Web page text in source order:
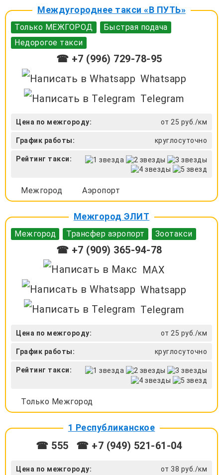
Междугороднее такси «В ПУТЬ»
Только МЕЖГОРОД
Быстрая подача
Недорогое такси
☎ +7 (996) 729-78-95
Whatsapp
Telegram
Цена по межгороду: от 25 руб./км
График работы: круглосуточно
Рейтинг такси:
Межгород Аэропорт
Межгород ЭЛИТ
Межгород Трансфер аэропорт Зоотакси
☎ +7 (909) 365-94-78
MAX
Whatsapp
Telegram
Цена по межгороду: от 25 руб./км
График работы: круглосуточно
Рейтинг такси:
Только Межгород
1 Республиканское
☎ 555 ☎ +7 (949) 521-61-04
Цена по межгороду: от 38 руб./км